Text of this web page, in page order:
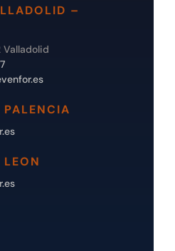
–
Valladolid
PALENCIA
LEON